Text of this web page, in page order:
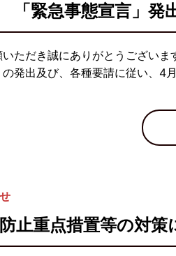
緊急事態宣言」発
ただき誠にありがとうござい
発出及び、各種要請に従い、4
止重点措置等の対